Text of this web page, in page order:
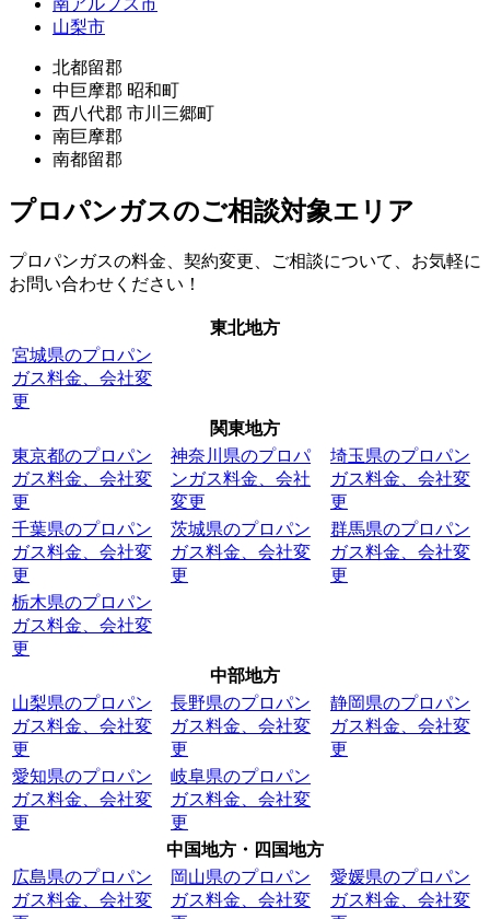
山梨市
北都留郡
中巨摩郡 昭和町
西八代郡 市川三郷町
南巨摩郡
南都留郡
プロパンガスのご相談対象エリア
プロパンガスの料金、契約変更、ご相談について、お気軽に
お問い合わせください！
東北地方
宮城県のプロパン
ガス料金、会社変
更
関東地方
東京都のプロパン
ガス料金、会社変
更
神奈川県のプロパ
ンガス料金、会社
変更
埼玉県のプロパン
ガス料金、会社変
更
千葉県のプロパン
ガス料金、会社変
更
茨城県のプロパン
ガス料金、会社変
更
群馬県のプロパン
ガス料金、会社変
更
栃木県のプロパン
ガス料金、会社変
更
中部地方
山梨県のプロパン
ガス料金、会社変
更
長野県のプロパン
ガス料金、会社変
更
静岡県のプロパン
ガス料金、会社変
更
愛知県のプロパン
ガス料金、会社変
更
岐阜県のプロパン
ガス料金、会社変
更
中国地方・四国地方
広島県のプロパン
ガス料金、会社変
岡山県のプロパン
ガス料金、会社変
愛媛県のプロパン
ガス料金、会社変